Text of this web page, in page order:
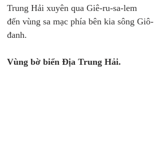
Trung Hải xuyên qua Giê-ru-sa-lem
đến vùng sa mạc phía bên kia sông Giô-
đanh.
Vùng bờ biển Địa Trung Hải.